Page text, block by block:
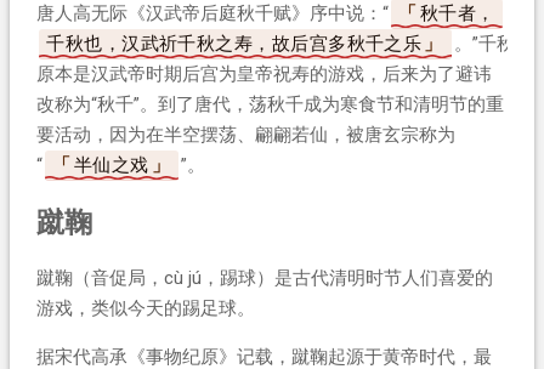
唐人高无际《汉武帝后庭秋千赋》序中说：“
秋千者，
千秋也，汉武祈千秋之寿，故后宫多秋千之乐
。”千秋
原本是汉武帝时期后宫为皇帝祝寿的游戏，后来为了避讳
改称为“秋千”。到了唐代，荡秋千成为寒食节和清明节的重
要活动，因为在半空摆荡、翩翩若仙，被唐玄宗称为
“
半仙之戏 ”。
蹴鞠
蹴鞠（音促局，cù jú，踢球）是古代清明时节人们喜爱的
游戏，类似今天的踢足球。
据宋代高承《事物纪原》记载，蹴鞠起源于黄帝时代，最